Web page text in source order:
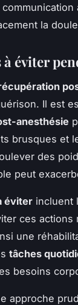
la
éviter
Il est
anesthésie
brusques et
des
peut
éviter incluent
ces
une
tâches
besoins
approche